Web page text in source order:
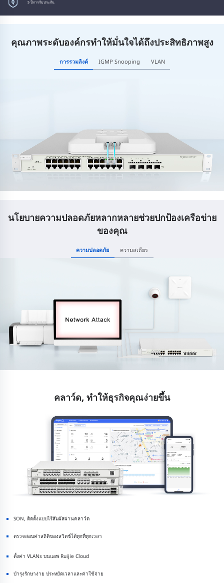
5 ปีการรับประกัน
คุณภาพระดับองค์กรทำให้มั่นใจได้ถึงประสิทธิภาพสูง
การรวมลิงค์ IGMP Snooping VLAN
นโยบายความปลอดภัยหลากหลายช่วยปกป้องเครือข่าย
ของคุณ
ความปลอดภัย ความสเถียร
คลาว์ด, ทำให้ธุรกิจคุณง่ายขึ้น
SON, ติดตั้งแบบไร้สัมผัสผ่านคลาว์ด
ตรวจสอบค่าสถิติของสวิตช์ได้ทุกที่ทุกเวลา
ตั้งค่า VLANs บนแอพ Ruijie Cloud
บำรุงรักษาง่าย ประหยัดเวลาและค่าใช้จ่าย